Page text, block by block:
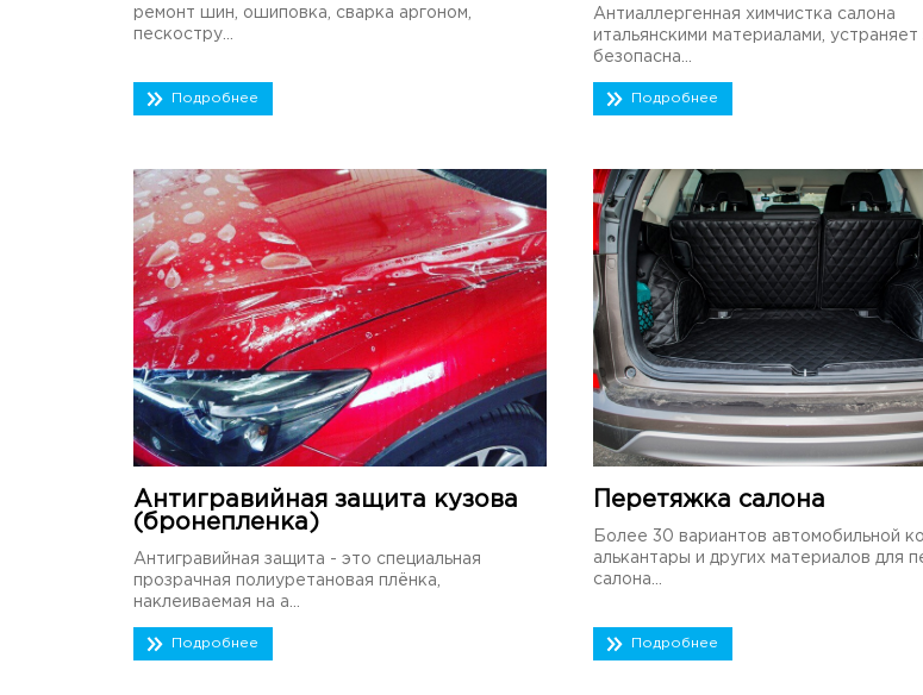
ремонт шин, ошиповка, сварка аргоном,
пескостру...
Подробнее
Антиаллергенная химчистка салона
итальянскими материалами, устраняет
безопасна...
Подробнее
Антигравийная защита кузова
(бронепленка)
Антигравийная защита - это специальная
прозрачная полиуретановая плёнка,
наклеиваемая на а...
Подробнее
Перетяжка салона
Более 30 вариантов автомобильной
алькантары и других материалов для
салона...
Подробнее